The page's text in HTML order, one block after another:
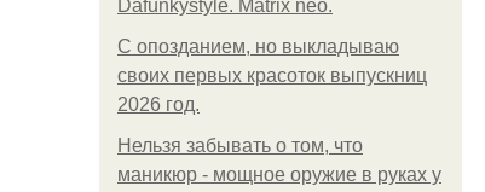
Dafunkystyle. Matrix neo.
С опозданием, но выкладываю
своих первых красоток выпускниц
2026 год.
Нельзя забывать о том, что
маникюр - мощное оружие в руках у